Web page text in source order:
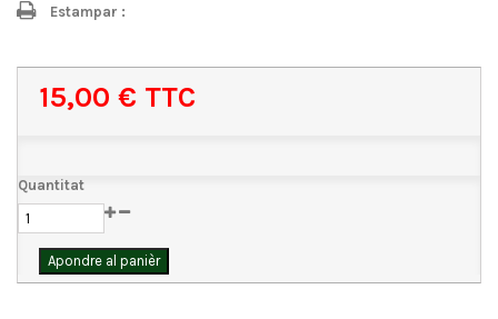
Estampar :
15,00 € TTC
Quantitat
Apondre al panièr